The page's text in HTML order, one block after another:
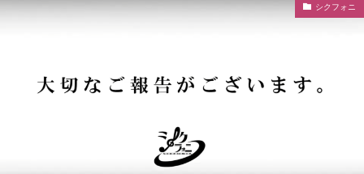
シクフォニ